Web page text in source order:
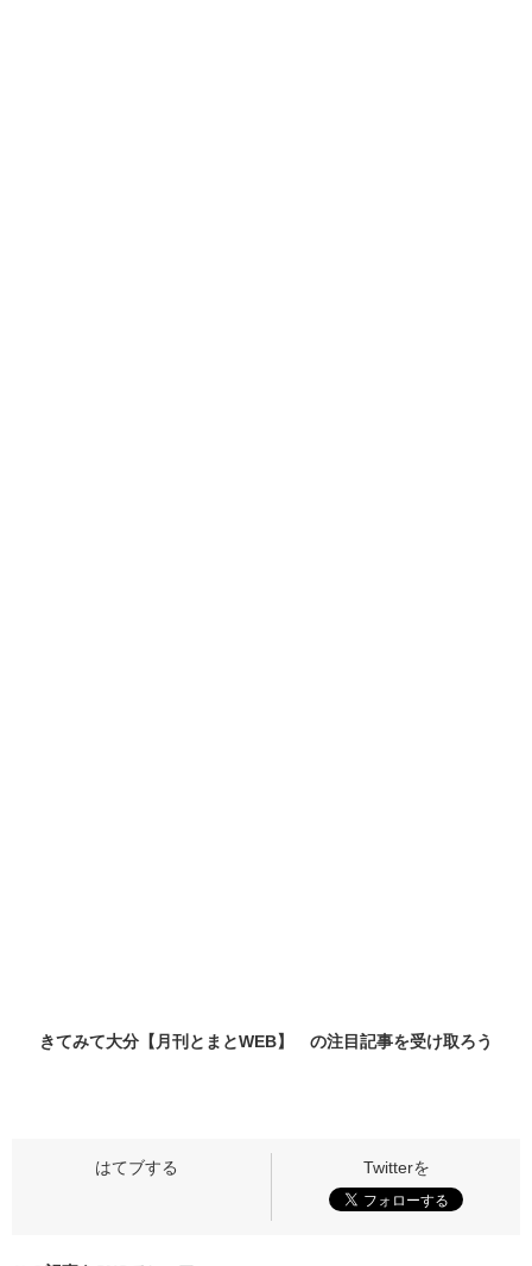
きてみて大分【月刊とまとWEB】 の注目記事を受け取ろう